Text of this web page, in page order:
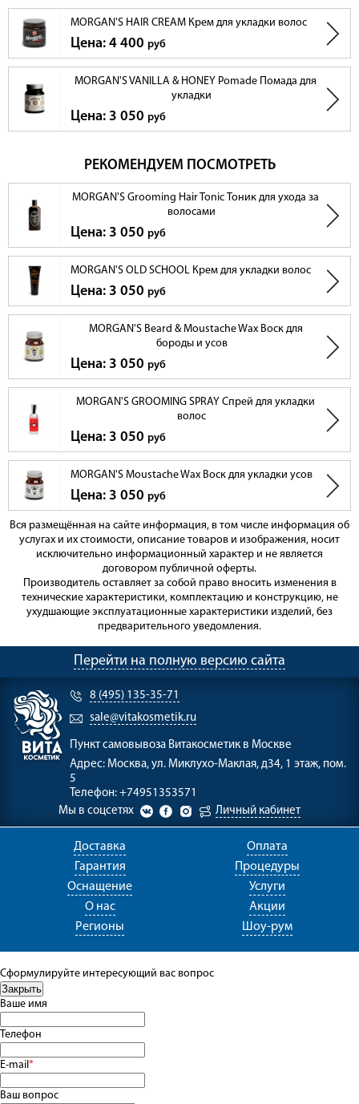
MORGAN'S HAIR CREAM Крем для укладки волос
Цена: 4 400 руб
MORGAN'S VANILLA & HONEY Pomade Помада для
укладки
Цена: 3 050 руб
РЕКОМЕНДУЕМ ПОСМОТРЕТЬ
MORGAN'S Grooming Hair Tonic Тоник для ухода за
волосами
Цена: 3 050 руб
MORGAN'S OLD SCHOOL Крем для укладки волос
Цена: 3 050 руб
MORGAN'S Beard & Moustache Wax Воск для
бороды и усов
Цена: 3 050 руб
MORGAN'S GROOMING SPRAY Спрей для укладки
волос
Цена: 3 050 руб
MORGAN'S Moustache Wax Воск для укладки усов
Цена: 3 050 руб
Вся размещённая на сайте информация, в том числе информация об
услугах и их стоимости, описание товаров и изображения, носит
исключительно информационный характер и не является
договором публичной оферты.
Производитель оставляет за собой право вносить изменения в
технические характеристики, комплектацию и конструкцию, не
ухудшающие эксплуатационные характеристики изделий, без
предварительного уведомления.
Перейти на полную версию сайта
8 (495) 135-35-71
sale@vitakosmetik.ru
Пункт самовывоза Витакосметик в Москве
Адрес: Москва, ул. Миклухо-Маклая, д34, 1 этаж, пом.
5
Телефон: +74951353571
Мы в соцсетях
Личный кабинет
Доставка
Оплата
Гарантия
Процедуры
Оснащение
Услуги
О нас
Акции
Регионы
Шоу-рум
Сформулируйте интересующий вас вопрос
Ваше имя
Телефон
E-mail*
Ваш вопрос